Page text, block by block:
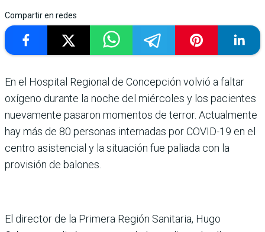
Compartir en redes
En el Hospital Regional de Concepción volvió a faltar
oxígeno durante la noche del miércoles y los pacientes
nuevamente pasaron momentos de terror. Actualmente
hay más de 80 personas internadas por COVID-19 en el
centro asistencial y la situación fue paliada con la
provisión de balones.
El director de la Primera Región Sanitaria, Hugo